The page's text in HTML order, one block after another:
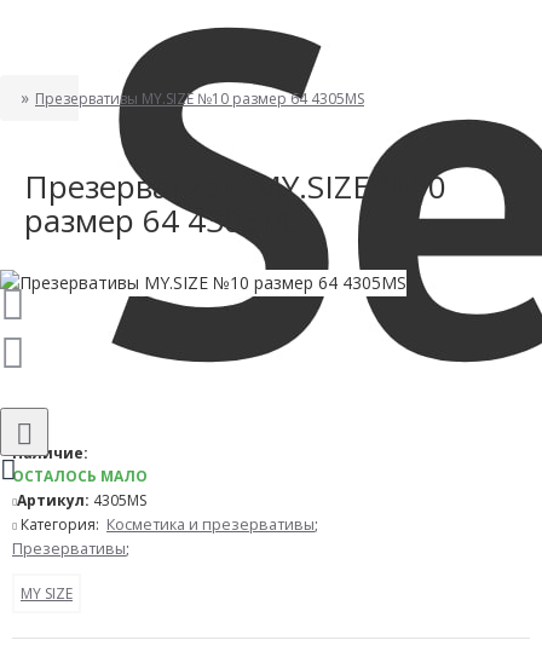
Презервативы MY.SIZE №10 размер 64 4305MS
Презервативы MY.SIZE №10
размер 64 4305MS
Наличие:
ОСТАЛОСЬ МАЛО
Артикул: 4305MS
Категория: Косметика и презервативы;
Презервативы;
MY SIZE